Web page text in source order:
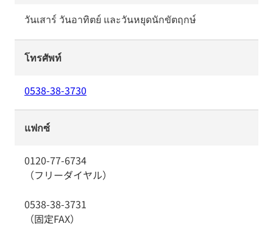
วันเสาร์ วันอาทิตย์ และวันหยุดนักขัตฤกษ์
โทรศัพท์
0538-38-3730
แฟกซ์
0120-77-6734
（フリーダイヤル）
0538-38-3731
（固定FAX）